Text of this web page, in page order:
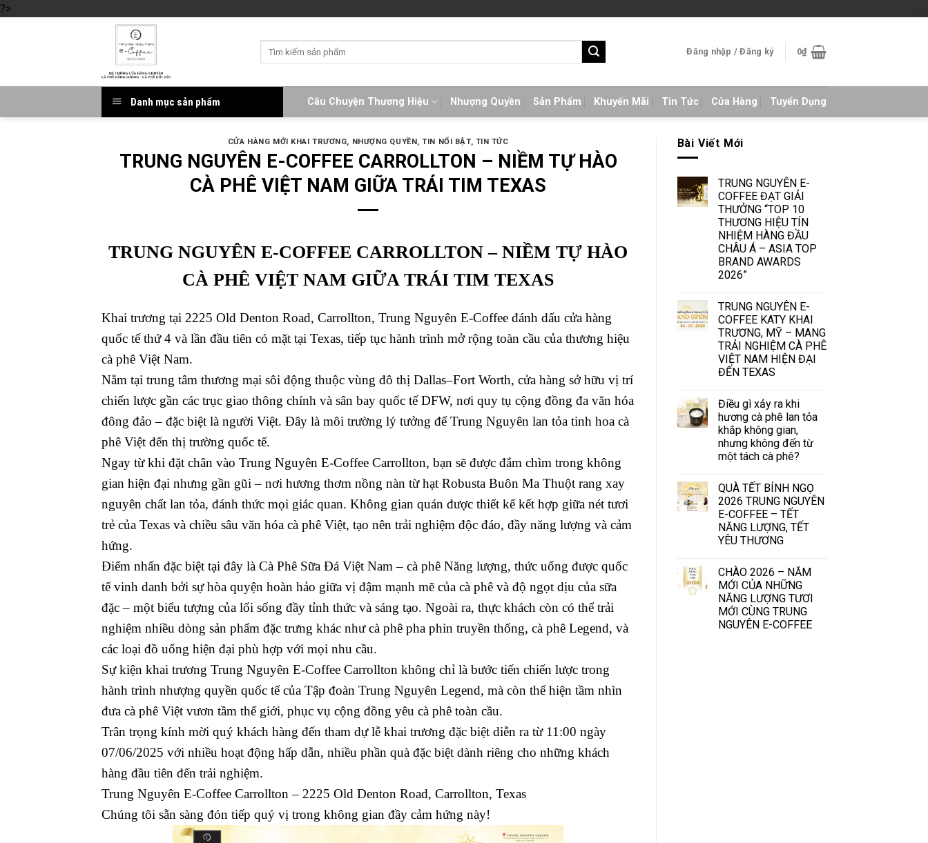
?>
Đăng nhập / Đăng ký 0₫
Danh mục sản phẩm Câu Chuyện Thương Hiệu Nhượng Quyền Sản Phẩm Khuyến Mãi Tin Tức Cửa Hàng Tuyển Dụng
CỬA HÀNG MỚI KHAI TRƯƠNG, NHƯỢNG QUYỀN,TIN NỔI BẬT, TIN TỨC
TRUNG NGUYÊN E-COFFEE CARROLLTON – NIỀM TỰ HÀO
CÀ PHÊ VIỆT NAM GIỮA TRÁI TIM TEXAS
TRUNG NGUYÊN E-COFFEE CARROLLTON – NIỀM TỰ HÀO
CÀ PHÊ VIỆT NAM GIỮA TRÁI TIM TEXAS
Khai trương tại 2225 Old Denton Road, Carrollton, Trung Nguyên E-Coffee đánh dấu cửa hàng
quốc tế thứ 4 và lần đầu tiên có mặt tại Texas, tiếp tục hành trình mở rộng toàn cầu của thương hiệu
cà phê Việt Nam.
Nằm tại trung tâm thương mại sôi động thuộc vùng đô thị Dallas–Fort Worth, cửa hàng sở hữu vị trí
chiến lược gần các trục giao thông chính và sân bay quốc tế DFW, nơi quy tụ cộng đồng đa văn hóa
đông đảo – đặc biệt là người Việt. Đây là môi trường lý tưởng để Trung Nguyên lan tỏa tinh hoa cà
phê Việt đến thị trường quốc tế.
Ngay từ khi đặt chân vào Trung Nguyên E-Coffee Carrollton, bạn sẽ được đắm chìm trong không
gian hiện đại nhưng gần gũi – nơi hương thơm nồng nàn từ hạt Robusta Buôn Ma Thuột rang xay
nguyên chất lan tỏa, đánh thức mọi giác quan. Không gian quán được thiết kế kết hợp giữa nét tươi
trẻ của Texas và chiều sâu văn hóa cà phê Việt, tạo nên trải nghiệm độc đáo, đầy năng lượng và cảm
hứng.
Điểm nhấn đặc biệt tại đây là Cà Phê Sữa Đá Việt Nam – cà phê Năng lượng, thức uống được quốc
tế vinh danh bởi sự hòa quyện hoàn hảo giữa vị đậm mạnh mẽ của cà phê và độ ngọt dịu của sữa
đặc – một biểu tượng của lối sống đầy tỉnh thức và sáng tạo. Ngoài ra, thực khách còn có thể trải
nghiệm nhiều dòng sản phẩm đặc trưng khác như cà phê pha phin truyền thống, cà phê Legend, và
các loại đồ uống hiện đại phù hợp với mọi nhu cầu.
Sự kiện khai trương Trung Nguyên E-Coffee Carrollton không chỉ là bước tiến chiến lược trong
hành trình nhượng quyền quốc tế của Tập đoàn Trung Nguyên Legend, mà còn thể hiện tầm nhìn
đưa cà phê Việt vươn tầm thế giới, phục vụ cộng đồng yêu cà phê toàn cầu.
Trân trọng kính mời quý khách hàng đến tham dự lễ khai trương đặc biệt diễn ra từ 11:00 ngày
07/06/2025 với nhiều hoạt động hấp dẫn, nhiều phần quà đặc biệt dành riêng cho những khách
hàng đầu tiên đến trải nghiệm.
Trung Nguyên E-Coffee Carrollton – 2225 Old Denton Road, Carrollton, Texas
Chúng tôi sẵn sàng đón tiếp quý vị trong không gian đầy cảm hứng này!
Bài Viết Mới
TRUNG NGUYÊN E-
COFFEE ĐẠT GIẢI
THƯỞNG “TOP 10
THƯƠNG HIỆU TÍN
NHIỆM HÀNG ĐẦU
CHÂU Á – ASIA TOP
BRAND AWARDS
2026”
TRUNG NGUYÊN E-
COFFEE KATY KHAI
TRƯƠNG, MỸ – MANG
TRẢI NGHIỆM CÀ PHÊ
VIỆT NAM HIỆN ĐẠI
ĐẾN TEXAS
Điều gì xảy ra khi
hương cà phê lan tỏa
khắp không gian,
nhưng không đến từ
một tách cà phê?
QUÀ TẾT BÍNH NGỌ
2026 TRUNG NGUYÊN
E-COFFEE – TẾT
NĂNG LƯỢNG, TẾT
YÊU THƯƠNG
CHÀO 2026 – NĂM
MỚI CỦA NHỮNG
NĂNG LƯỢNG TƯƠI
MỚI CÙNG TRUNG
NGUYÊN E-COFFEE